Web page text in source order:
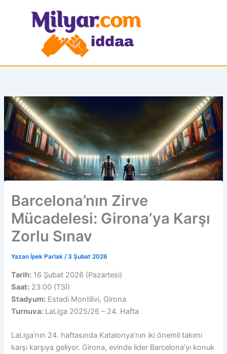
Barcelona’nın Zirve
Mücadelesi: Girona’ya Karşı
Zorlu Sınav
Yazan İpek Parlak/3 Şubat 2026
Tarih: 16 Şubat 2026 (Pazartesi)
Saat: 23:00 (TSİ)
Stadyum: Estadi Montilivi, Girona
Turnuva: LaLiga 2025/26 – 24. Hafta
LaLiga’nın 24. haftasında Katalonya’nın iki önemli takımı
karşı karşıya geliyor. Girona, evinde lider Barcelona’yı konuk